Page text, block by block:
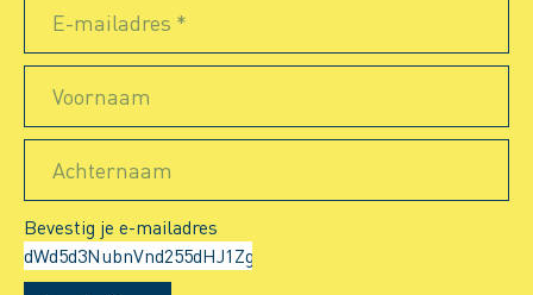
Meer over Ter Steege
E-mailadres *
Voornaam
Achternaam
Bevestig je e-mailadres